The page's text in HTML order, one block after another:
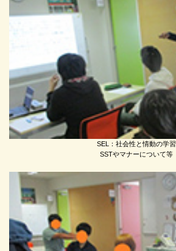
SEL：社会性と情動の学習
SSTやマナーについて等